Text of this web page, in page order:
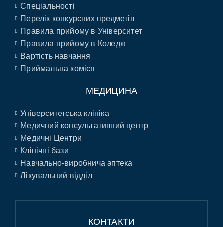
Спеціальності
Перелік конкурсних предметів
Правила прийому в Університет
Правила прийому в Коледж
Вартість навчання
Приймальна коміся
МЕДИЦИНА
Університетська клініка
Медичний консультативний центр
Медичні Центри
Клінічні бази
Навчально-виробнича аптека
Лікувальний відділ
КОНТАКТИ